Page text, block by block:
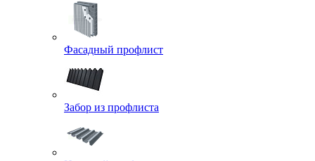
профлист
Фасадный профлист
Забор из профлиста